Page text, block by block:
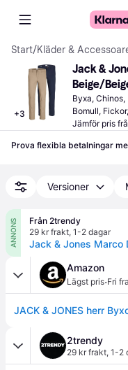
Start/Kläder &
+3
Jack &
Beige/
Byxa,
Bomull,
Jämför pris
Prova flexibla betalningar
Versioner
ANNONS
Från 2trendy
29 kr frakt, 1-2 dagar
Jack & Jones Marco
Amazon
Lägst pris·Fri
2trendy
29 kr frakt, 1-2